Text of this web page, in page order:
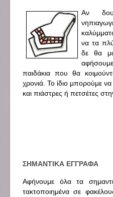
Αν
να τα
δε θα
παιδάκια που θα
χρονιά. Το ίδιο μπορούμε
και πιάστρες ή πετσέτες
ΣΗΜΑΝΤΙΚΑ ΕΓΓΡΑΦΑ
Αφήνουμε όλα τα
τακτοποιημένα σε